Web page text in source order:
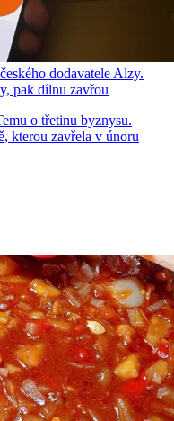
dodavatele Alzy.
pak dílnu zavřou
o třetinu byznysu.
kterou zavřela v únoru